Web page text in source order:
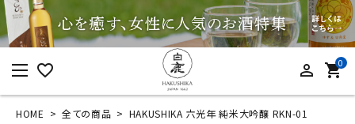
favorite_border person_outline 0
shopping_cart
ログイン 新規会員登録
HOME 全ての商品 HAKUSHIKA 六光年 純米大吟醸 RKN-01